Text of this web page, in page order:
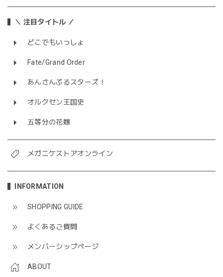
＼ 注目タイトル ／
どこでもいっしょ
Fate/Grand Order
あんさんぶるスターズ！
オルクセン王国史
五等分の花嫁
メガニケストアオンライン
INFORMATION
SHOPPING GUIDE
よくあるご質問
メンバーシップページ
ABOUT